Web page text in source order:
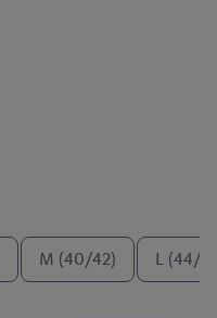
M (40/42) L (44/